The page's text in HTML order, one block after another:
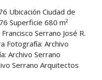
Ubicación Ciudad de
Superficie 680 m²
Serrano José R.
Fotografía: Archivo
Archivo Serrano
Serrano Arquitectos